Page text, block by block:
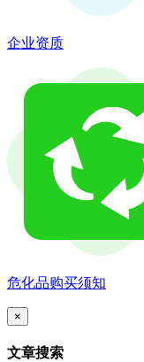
企业资质
危化品购买须知
×
文章搜索